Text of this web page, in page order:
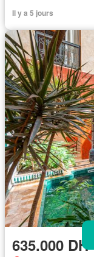
Il y a 5 jours
635.000 DH